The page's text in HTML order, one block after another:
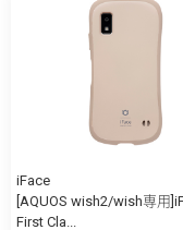
iFace
[AQUOS wish2/wish専用
First Cla...